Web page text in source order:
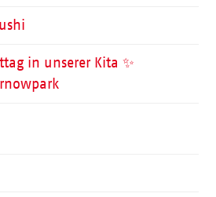
in unserer Kita ✨